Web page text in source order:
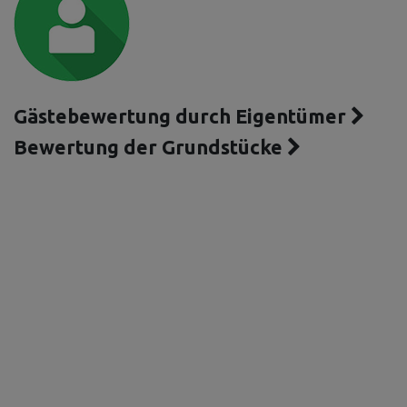
Gästebewertung durch Eigentümer
Bewertung der Grundstücke